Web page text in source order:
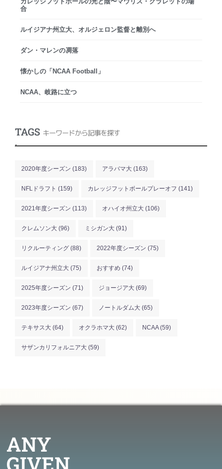
合
ルイジアナ州立大、オルジェロン監督と離別へ
ダン・マレンの凋落
懐かしの「NCAA Football」
NCAA、岐路に立つ
TAGS キーワードから記事を探す
.
2020年度シーズン (183) アラバマ大 (163)
NFLドラフト (159) カレッジフットボールプレーオフ (141)
2021年度シーズン (113) オハイオ州立大 (106)
クレムソン大 (96) ミシガン大 (91)
リクルーティング (88) 2022年度シーズン (75)
ルイジアナ州立大 (75) おすすめ (74)
2025年度シーズン (71) ジョージア大 (69)
2023年度シーズン (67) ノートルダム大 (65)
テキサス大 (64) オクラホマ大 (62) NCAA(59)
サザンカリフォルニア大 (59)
ANY
GIVEN